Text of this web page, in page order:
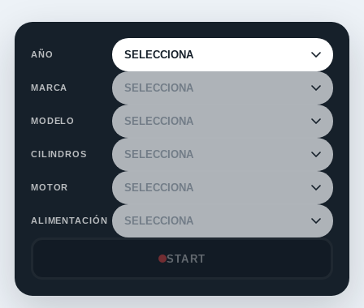
AÑO
MARCA
MODELO
CILINDROS
MOTOR
ALIMENTACIÓN
START